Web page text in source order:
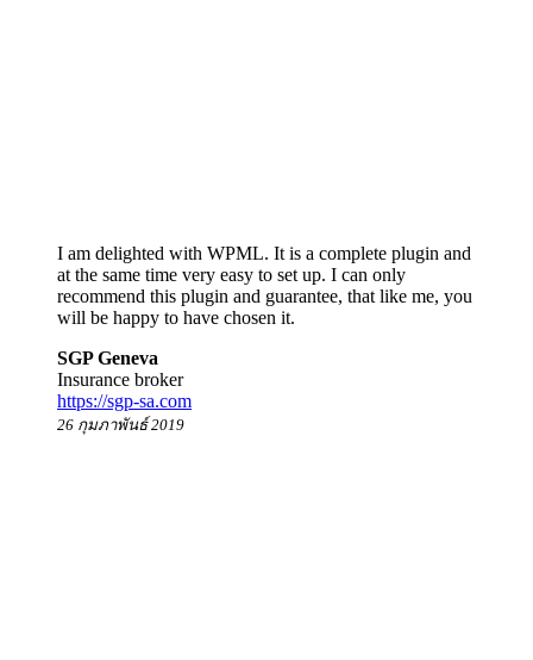
I am delighted with WPML. It is a complete plugin and
at the same time very easy to set up. I can only
recommend this plugin and guarantee, that like me, you
will be happy to have chosen it.
SGP Geneva
Insurance broker
https://sgp-sa.com
26 กุมภาพันธ์ 2019